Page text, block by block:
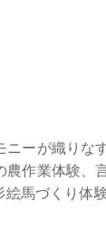
ーが織りな
作業体験、
馬づくり体